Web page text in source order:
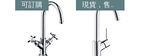
可訂購 現貨，售完為止